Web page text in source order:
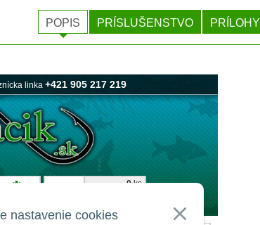
POPIS PRÍSLUŠENSTVO PRÍLOHY